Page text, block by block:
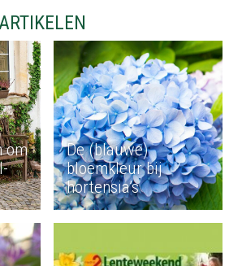
om
De (blauwe)
bloemkleur bij
hortensia’s